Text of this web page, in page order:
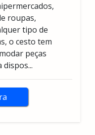
roupas,
tipo de
o cesto tem
peças